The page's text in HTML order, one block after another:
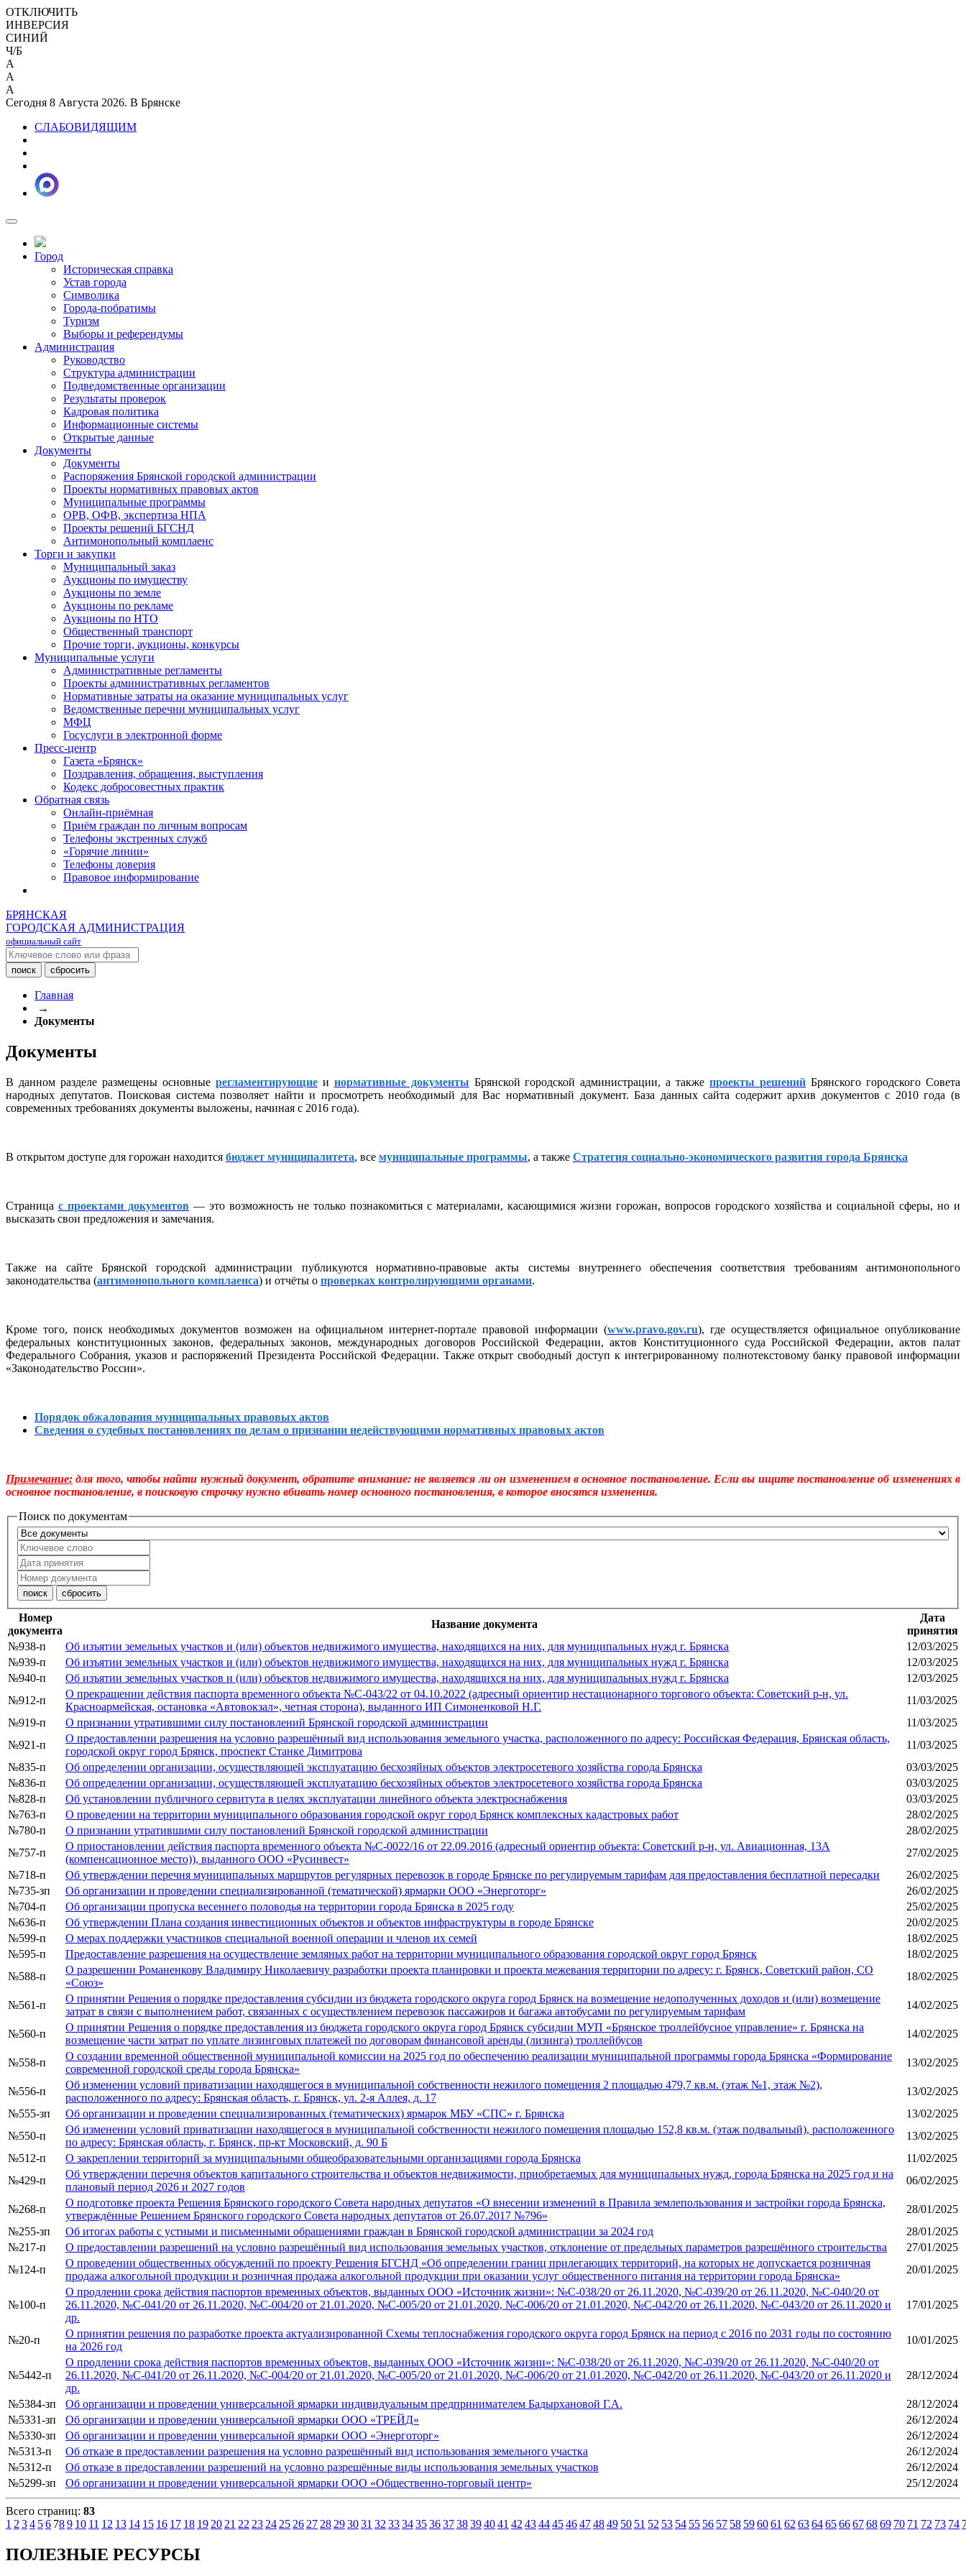
ОТКЛЮЧИТЬ
ИНВЕРСИЯ
СИНИЙ
Ч/Б
A
A
A
Сегодня 8 Августа 2026. В Брянске
СЛАБОВИДЯЩИМ
Город
Историческая справка
Устав города
Символика
Города-побратимы
Туризм
Выборы и референдумы
Администрация
Руководство
Структура администрации
Подведомственные организации
Результаты проверок
Кадровая политика
Информационные системы
Открытые данные
Документы
Документы
Распоряжения Брянской городской администрации
Проекты нормативных правовых актов
Муниципальные программы
ОРВ, ОФВ, экспертиза НПА
Проекты решений БГСНД
Антимонопольный комплаенс
Торги и закупки
Муниципальный заказ
Аукционы по имуществу
Аукционы по земле
Аукционы по рекламе
Аукционы по НТО
Общественный транспорт
Прочие торги, аукционы, конкурсы
Муниципальные услуги
Административные регламенты
Проекты административных регламентов
Нормативные затраты на оказание муниципальных услуг
Ведомственные перечни муниципальных услуг
МФЦ
Госуслуги в электронной форме
Пресс-центр
Газета «Брянск»
Поздравления, обращения, выступления
Кодекс добросовестных практик
Обратная связь
Онлайн-приёмная
Приём граждан по личным вопросам
Телефоны экстренных служб
«Горячие линии»
Телефоны доверия
Правовое информирование
БРЯНСКАЯ
ГОРОДСКАЯ АДМИНИСТРАЦИЯ
официальный сайт
Главная
→
Документы
Документы
В данном разделе размещены основные регламентирующиеи нормативные документы Брянской городской администрации, а такжепроекты решений Брянского городского Совета
народных депутатов. Поисковая система позволяет найти и просмотреть необходимый для Вас нормативный документ. База данных сайта содержит архив документов с 2010 года (в
современных требованиях документы выложены, начиная с 2016 года).
В открытом доступе для горожан находится бюджет муниципалитета, все муниципальные программы, а также Стратегия социально-экономического развития города Брянска
Страница с проектами документов — это возможность не только познакомиться с материалами, касающимися жизни горожан, вопросов городского хозяйства и социальной сферы, но и
высказать свои предложения и замечания.
Также на сайте Брянской городской администрации публикуются нормативно-правовые акты системы внутреннего обеспечения соответствия требованиям антимонопольного
законодательства (антимонопольного комплаенса) и отчёты о проверках контролирующими органами.
Кроме того, поиск необходимых документов возможен на официальном интернет-портале правовой информации (www.pravo.gov.ru), где осуществляется официальное опубликование
федеральных конституционных законов, федеральных законов, международных договоров Российской Федерации, актов Конституционного суда Российской Федерации, актов палат
Федерального Собрания, указов и распоряжений Президента Российской Федерации. Также открыт свободный доступ к интегрированному полнотекстовому банку правовой информации
«Законодательство России».
Порядок обжалования муниципальных правовых актов
Сведения о судебных постановлениях по делам о признании недействующими нормативных правовых актов
Примечание: для того, чтобы найти нужный документ, обратите внимание: не является ли он изменением в основное постановление. Если вы ищите постановление об изменениях в
основное постановление, в поисковую строчку нужно вбивать номер основного постановления, в которое вносятся изменения.
Поиск по документам
Номер
документа
Название документа
Дата
принятия
№938-п
Об изъятии земельных участков и (или) объектов недвижимого имущества, находящихся на них, для муниципальных нужд г. Брянска
12/03/2025
№939-п
Об изъятии земельных участков и (или) объектов недвижимого имущества, находящихся на них, для муниципальных нужд г. Брянска
12/03/2025
№940-п
Об изъятии земельных участков и (или) объектов недвижимого имущества, находящихся на них, для муниципальных нужд г. Брянска
12/03/2025
№912-п
О прекращении действия паспорта временного объекта №С-043/22 от 04.10.2022 (адресный ориентир нестационарного торгового объекта: Советский р-н, ул.
Красноармейская, остановка «Автовокзал», четная сторона), выданного ИП Симоненковой Н.Г.
11/03/2025
№919-п
О признании утратившими силу постановлений Брянской городской администрации
11/03/2025
№921-п
О предоставлении разрешения на условно разрешённый вид использования земельного участка, расположенного по адресу: Российская Федерация, Брянская область,
городской округ город Брянск, проспект Станке Димитрова
11/03/2025
№835-п
Об определении организации, осуществляющей эксплуатацию бесхозяйных объектов электросетевого хозяйства города Брянска
03/03/2025
№836-п
Об определении организации, осуществляющей эксплуатацию бесхозяйных объектов электросетевого хозяйства города Брянска
03/03/2025
№828-п
Об установлении публичного сервитута в целях эксплуатации линейного объекта электроснабжения
03/03/2025
№763-п
О проведении на территории муниципального образования городской округ город Брянск комплексных кадастровых работ
28/02/2025
№780-п
О признании утратившими силу постановлений Брянской городской администрации
28/02/2025
№757-п
О приостановлении действия паспорта временного объекта №С-0022/16 от 22.09.2016 (адресный ориентир объекта: Советский р-н, ул. Авиационная, 13А
(компенсационное место)), выданного ООО «Русинвест»
27/02/2025
№718-п
Об утверждении перечня муниципальных маршрутов регулярных перевозок в городе Брянске по регулируемым тарифам для предоставления бесплатной пересадки
26/02/2025
№735-зп
Об организации и проведении специализированной (тематической) ярмарки ООО «Энерготорг»
26/02/2025
№704-п
Об организации пропуска весеннего половодья на территории города Брянска в 2025 году
25/02/2025
№636-п
Об утверждении Плана создания инвестиционных объектов и объектов инфраструктуры в городе Брянске
20/02/2025
№599-п
О мерах поддержки участников специальной военной операции и членов их семей
18/02/2025
№595-п
Предоставление разрешения на осуществление земляных работ на территории муниципального образования городской округ город Брянск
18/02/2025
№588-п
О разрешении Романенкову Владимиру Николаевичу разработки проекта планировки и проекта межевания территории по адресу: г. Брянск, Советский район, СО
«Союз»
18/02/2025
№561-п
О принятии Решения о порядке предоставления субсидии из бюджета городского округа город Брянск на возмещение недополученных доходов и (или) возмещение
затрат в связи с выполнением работ, связанных с осуществлением перевозок пассажиров и багажа автобусами по регулируемым тарифам
14/02/2025
№560-п
О принятии Решения о порядке предоставления из бюджета городского округа город Брянск субсидии МУП «Брянское троллейбусное управление» г. Брянска на
возмещение части затрат по уплате лизинговых платежей по договорам финансовой аренды (лизинга) троллейбусов
14/02/2025
№558-п
О создании временной общественной муниципальной комиссии на 2025 год по обеспечению реализации муниципальной программы города Брянска «Формирование
современной городской среды города Брянска»
13/02/2025
№556-п
Об изменении условий приватизации находящегося в муниципальной собственности нежилого помещения 2 площадью 479,7 кв.м. (этаж №1, этаж №2),
расположенного по адресу: Брянская область, г. Брянск, ул. 2-я Аллея, д. 17
13/02/2025
№555-зп
Об организации и проведении специализированных (тематических) ярмарок МБУ «СПС» г. Брянска
13/02/2025
№550-п
Об изменении условий приватизации находящегося в муниципальной собственности нежилого помещения площадью 152,8 кв.м. (этаж подвальный), расположенного
по адресу: Брянская область, г. Брянск, пр-кт Московский, д. 90 Б
13/02/2025
№512-п
О закреплении территорий за муниципальными общеобразовательными организациями города Брянска
11/02/2025
№429-п
Об утверждении перечня объектов капитального строительства и объектов недвижимости, приобретаемых для муниципальных нужд, города Брянска на 2025 год и на
плановый период 2026 и 2027 годов
06/02/2025
№268-п
О подготовке проекта Решения Брянского городского Совета народных депутатов «О внесении изменений в Правила землепользования и застройки города Брянска,
утверждённые Решением Брянского городского Совета народных депутатов от 26.07.2017 №796»
28/01/2025
№255-зп
Об итогах работы с устными и письменными обращениями граждан в Брянской городской администрации за 2024 год
28/01/2025
№217-п
О предоставлении разрешений на условно разрешённый вид использования земельных участков, отклонение от предельных параметров разрешённого строительства
27/01/2025
№124-п
О проведении общественных обсуждений по проекту Решения БГСНД «Об определении границ прилегающих территорий, на которых не допускается розничная
продажа алкогольной продукции и розничная продажа алкогольной продукции при оказании услуг общественного питания на территории города Брянска»
20/01/2025
№100-п
О продлении срока действия паспортов временных объектов, выданных ООО «Источник жизни»: №С-038/20 от 26.11.2020, №С-039/20 от 26.11.2020, №С-040/20 от
26.11.2020, №С-041/20 от 26.11.2020, №С-004/20 от 21.01.2020, №С-005/20 от 21.01.2020, №С-006/20 от 21.01.2020, №С-042/20 от 26.11.2020, №С-043/20 от 26.11.2020 и
др.
17/01/2025
№20-п
О принятии решения по разработке проекта актуализированной Схемы теплоснабжения городского округа город Брянск на период с 2016 по 2031 годы по состоянию
на 2026 год
10/01/2025
№5442-п
О продлении срока действия паспортов временных объектов, выданных ООО «Источник жизни»: №С-038/20 от 26.11.2020, №С-039/20 от 26.11.2020, №С-040/20 от
26.11.2020, №С-041/20 от 26.11.2020, №С-004/20 от 21.01.2020, №С-005/20 от 21.01.2020, №С-006/20 от 21.01.2020, №С-042/20 от 26.11.2020, №С-043/20 от 26.11.2020 и
др.
28/12/2024
№5384-зп Об организации и проведении универсальной ярмарки индивидуальным предпринимателем Бадырхановой Г.А.
28/12/2024
№5331-зп
Об организации и проведении универсальной ярмарки ООО «ТРЕЙД»
26/12/2024
№5330-зп
Об организации и проведении универсальной ярмарки ООО «Энерготорг»
26/12/2024
№5313-п
Об отказе в предоставлении разрешения на условно разрешённый вид использования земельного участка
26/12/2024
№5312-п
Об отказе в предоставлении разрешений на условно разрешённые виды использования земельных участков
26/12/2024
№5299-зп
Об организации и проведении универсальной ярмарки ООО «Общественно-торговый центр» 25/12/2024
Всего страниц: 83
1 234 56 789 10 11 12 13 14 15 16 17 18 192021 22232425262728293031 32333435363738394041 4243444546474849 50 51 52 53 54 55 56 57 58 596061 6263646566676869 70 71 72 73 74
ПОЛЕЗНЫЕ РЕСУРСЫ